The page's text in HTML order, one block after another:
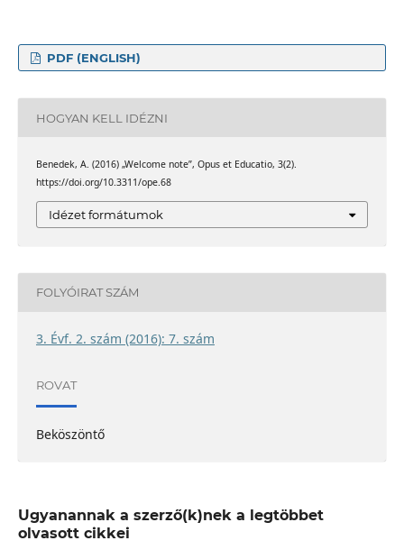
PDF (ENGLISH)
HOGYAN KELL IDÉZNI
Benedek, A. (2016) „Welcome note”, Opus et Educatio, 3(2).
https://doi.org/10.3311/ope.68
Idézet formátumok
FOLYÓIRAT SZÁM
3. Évf. 2. szám (2016): 7. szám
ROVAT
Beköszöntő
Ugyanannak a szerző(k)nek a legtöbbet
olvasott cikkei